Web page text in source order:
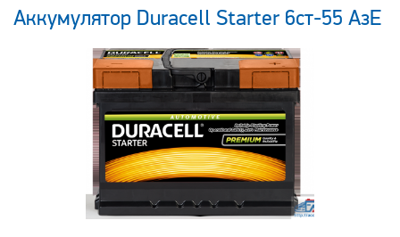
Аккумулятор Duracell Starter 6ст-55 АзЕ